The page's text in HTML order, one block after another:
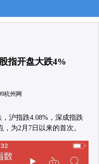
指开盘大跌4%
杭州网
沪指跌4.08%，深成指跌
为2月7日以来的首次。